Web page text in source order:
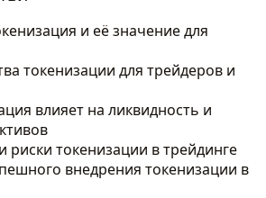
и её значение для
токенизации для трейдеров и
влияет на ликвидность и
риски токенизации в трейдинге
внедрения токенизации в